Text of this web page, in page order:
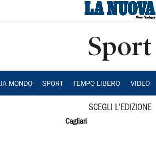
Sport
MONDO SPORT TEMPO LIBERO VIDEO
SCEGLI L'EDIZIONE
Cagliari